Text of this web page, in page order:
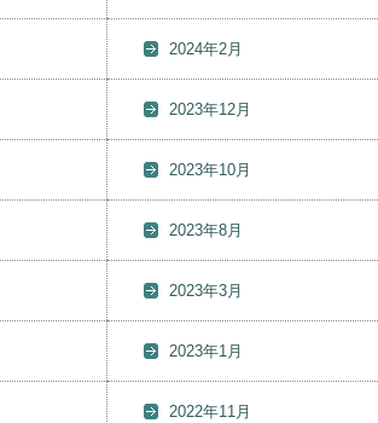
2024年2月
2023年12月
2023年10月
2023年8月
2023年3月
2023年1月
2022年11月